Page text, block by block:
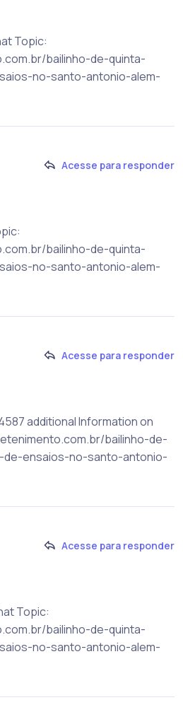
Topic:
bailinho-de-quinta-
no-santo-antonio-alem-
Acesse para responder
bailinho-de-quinta-
no-santo-antonio-alem-
Acesse para responder
additional Information on
bailinho-de-
ensaios-no-santo-antonio-
Acesse para responder
Topic:
bailinho-de-quinta-
no-santo-antonio-alem-